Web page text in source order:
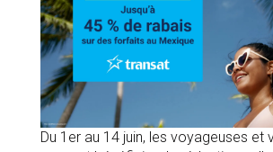
Du 1er au 14 juin, les voyageuses et